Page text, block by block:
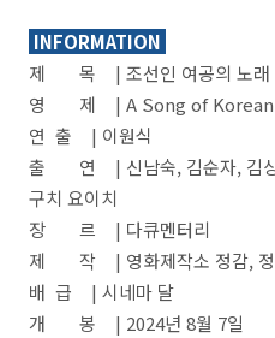
INFORMATION
제 목 | 조선인 여공의 노래
영 제 | A Song of Korean
연 출 | 이원식
출 연 | 신남숙, 김순자, 김상
구치 요이치
장 르 | 다큐멘터리
제 작 | 영화제작소 정감, 정
배 급 | 시네마 달
개 봉 | 2024년 8월 7일